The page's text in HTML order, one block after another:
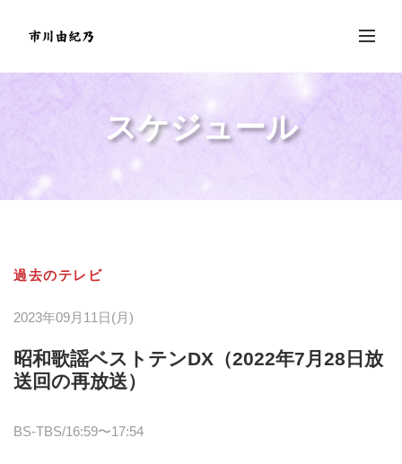
スケジュール
過去のテレビ
2023年09月11日(月)
昭和歌謡ベストテンDX（2022年7月28日放
送回の再放送）
BS-TBS/16:59〜17:54